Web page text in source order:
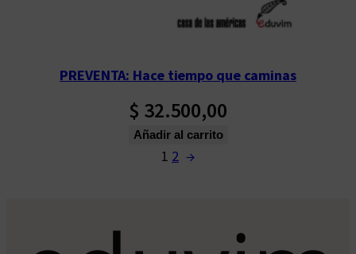
PREVENTA: Hace tiempo que caminas
$ 32.500,00
Añadir al carrito
1 2 →